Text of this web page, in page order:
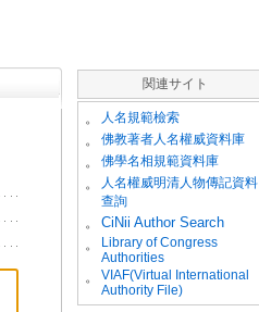
関連サイト
。 人名規範檢索
。 佛教著者人名權威資料庫
。 佛學名相規範資料庫
。
人名權威明清人物傳記資料
查詢
。
CiNii Author Search
。
Library of Congress
Authorities
。
VIAF(Virtual International
Authority File)